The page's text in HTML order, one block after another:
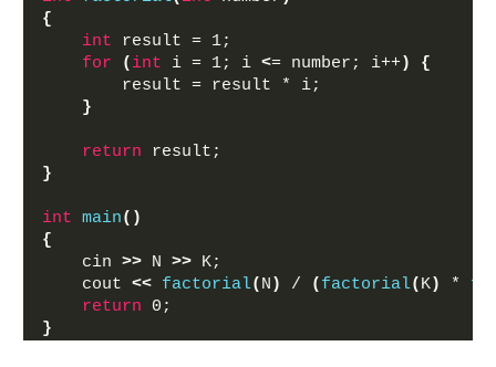
{
int result = 1;
for
( int i = 1; i <= number; i++)
{
        result = result * i;
}
return result;
}
int main()
{
    cin
>> N >> K;
    cout
<< factorial( N ) / ( factorial( K) *
return 0;
}